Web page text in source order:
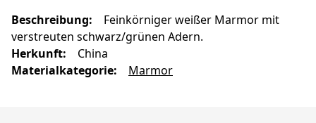
Beschreibung:
Feinkörniger weißer Marmor mit
verstreuten schwarz/grünen Adern.
Herkunft:
China
Materialkategorie: Marmor